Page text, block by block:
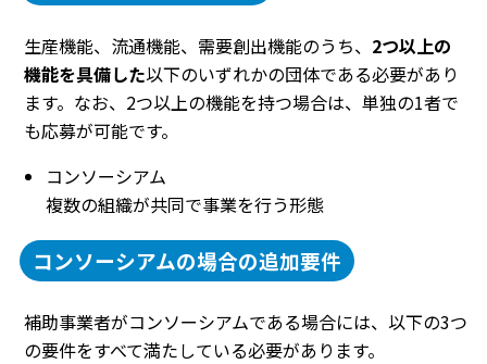
生産機能、流通機能、需要創出機能のうち、 2つ以上の
機能を具備した以下のいずれかの団体である必要があり
ます。なお、2つ以上の機能を持つ場合は、単独の1者で
も応募が可能です。
コンソーシアム
複数の組織が共同で事業を行う形態
コンソーシアムの場合の追加要件
補助事業者がコンソーシアムである場合には、以下の3つ
の要件をすべて満たしている必要があります。